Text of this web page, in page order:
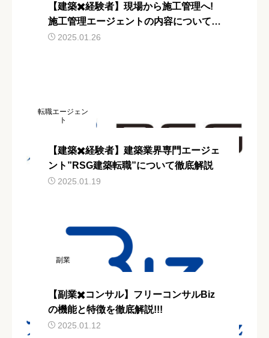
【建築✖️経験者】現場から施工管理へ!
施工管理エージェントの内容について解
説!2025.01.26
転職エージェン
ト
【建築✖️経験者】建築業界専門エージェ
ント”RSG建築転職”について徹底解説
2025.01.19
副業
【副業✖️コンサル】フリーコンサルBiz
の機能と特徴を徹底解説!!!
2025.01.12